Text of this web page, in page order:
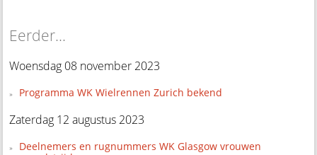
Eerder...
Woensdag 08 november 2023
Programma WK Wielrennen Zurich bekend
Zaterdag 12 augustus 2023
Deelnemers en rugnummers WK Glasgow vrouwen